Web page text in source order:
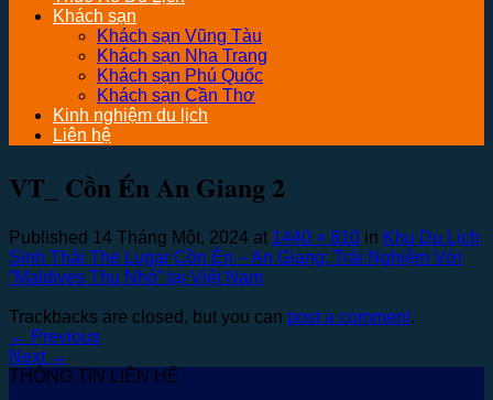
Khách sạn
Khách sạn Vũng Tàu
Khách sạn Nha Trang
Khách sạn Phú Quốc
Khách sạn Cần Thơ
Kinh nghiệm du lịch
Liên hệ
VT_ Cồn Én An Giang 2
Published 14 Tháng Một, 2024 at 1440 × 810 in Khu Du Lịch
Sinh Thái The Lugar Cồn Én – An Giang: Trải Nghiệm Với
“Maldives Thu Nhỏ” tại Việt Nam
Trackbacks are closed, but you can post a comment.
← Previous
Next →
THÔNG TIN LIÊN HỆ